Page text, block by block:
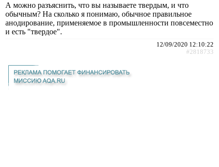
А можно разъяснить, что вы называете твердым, и что
обычным? На сколько я понимаю, обычное правильное
анодирование, применяемое в промышленности повсеместно
и есть "твердое".
12/09/2020 12:10:22
#2818733